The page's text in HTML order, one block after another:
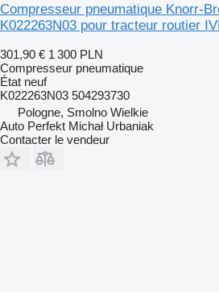
Compresseur pneumatique Knorr-
K022263N03 pour tracteur routier
301,90 € 1 300 PLN
Compresseur pneumatique
État neuf
K022263N03 504293730
Pologne, Smolno Wielkie
Auto Perfekt Michał Urbaniak
Contacter le vendeur